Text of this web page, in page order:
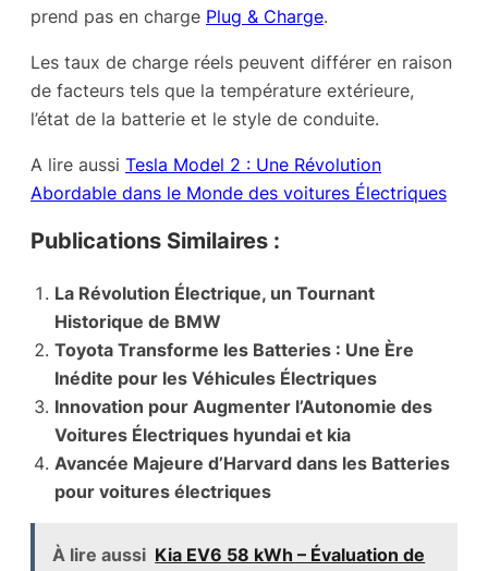
prend pas en charge Plug & Charge.
Les taux de charge réels peuvent différer en raison
de facteurs tels que la température extérieure,
l’état de la batterie et le style de conduite.
A lire aussi Tesla Model 2 : Une Révolution
Abordable dans le Monde des voitures Électriques
Publications Similaires :
La Révolution Électrique, un Tournant
Historique de BMW
Toyota Transforme les Batteries : Une Ère
Inédite pour les Véhicules Électriques
Innovation pour Augmenter l’Autonomie des
Voitures Électriques hyundai et kia
Avancée Majeure d’Harvard dans les Batteries
pour voitures électriques
À lire aussi Kia EV6 58 kWh – Évaluation de